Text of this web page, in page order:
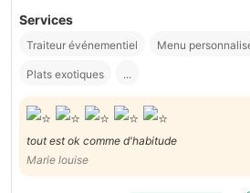
Services
Traiteur événementiel Menu
Plats exotiques ...
tout est ok comme d'habitude
Marie louise